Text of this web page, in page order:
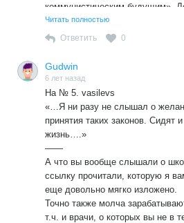
коммунистическим будущим».
коммунистическим колоссам.
Рухнули големы, глиняные
есть, то вспомните, когда вы их
в руках, когда читали детям,
кануло в Лету.
Запомните раз и навсегда:
начинается с семьи. А для вас
цель одеть ребенка, накормить
прочих грехах. И поскольку у
не задерживаются, вас и
Хуже того, до чего довели вы
Не такие школы, учителя, к
другие, а не машите перед
Читать полностью
Ответить 0
Gudwin
6 лет назад
На № 5. vasilevs
«…Я ни разу не слышал о
принятия таких законов. Сидят
жизнь….»
——
А что вы вообще слышали о
ссылку прочитали, которую я
еще довольно мягко изложено.
Точно также молча
т.ч. и врачи, о которых вы не в